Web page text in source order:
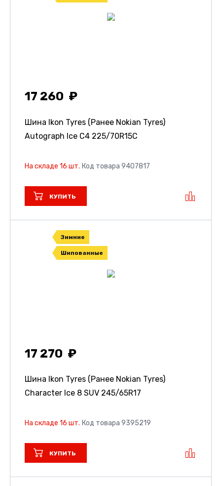
17 260
Шина Ikon Tyres (Ранее Nokian Tyres)
Autograph Ice C4 225/70R15C
На складе 16 шт. Код товара 9407817
КУПИТЬ
Зимние
Шипованные
17 270
Шина Ikon Tyres (Ранее Nokian Tyres)
Character Ice 8 SUV 245/65R17
На складе 16 шт. Код товара 9395219
КУПИТЬ